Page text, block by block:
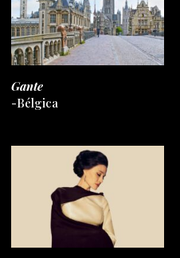
Gante
-Bélgica